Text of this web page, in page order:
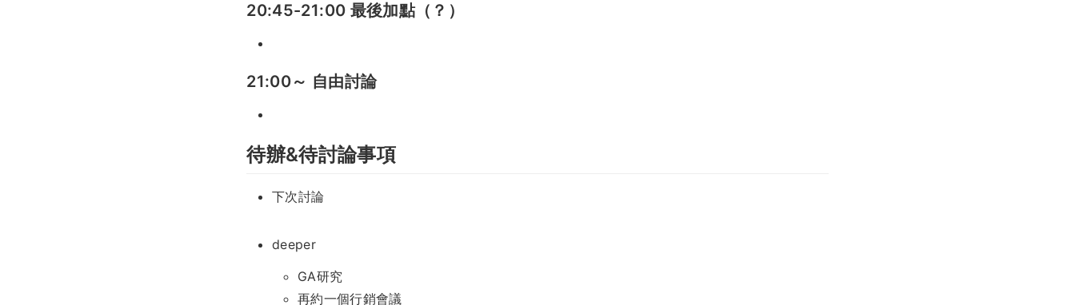
20:45-21:00 最後加點（？）
21:00～ 自由討論
待辦&待討論事項
下次討論
deeper
GA研究
再約一個行銷會議